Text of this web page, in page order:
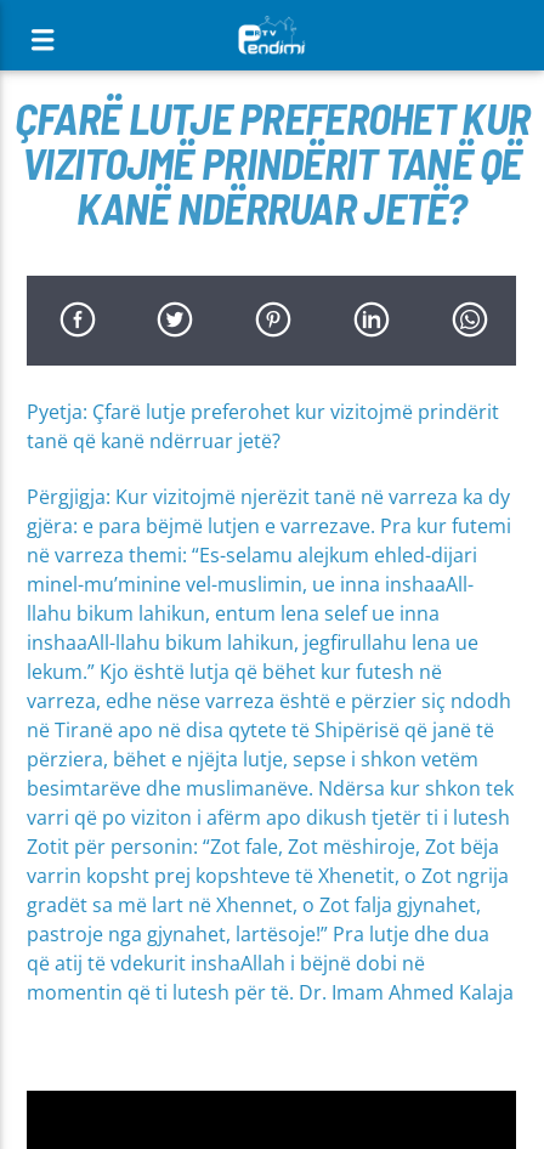
ÇFARË LUTJE PREFEROHET KUR
VIZITOJMË PRINDËRIT TANË QË
KANË NDËRRUAR JETË?
Pyetja: Çfarë lutje preferohet kur vizitojmë prindërit
tanë që kanë ndërruar jetë?
Përgjigja: Kur vizitojmë njerëzit tanë në varreza ka dy
gjëra: e para bëjmë lutjen e varrezave. Pra kur futemi
në varreza themi: “Es-selamu alejkum ehled-dijari
minel-mu’minine vel-muslimin, ue inna inshaaAll-
llahu bikum lahikun, entum lena selef ue inna
inshaaAll-llahu bikum lahikun, jegfirullahu lena ue
lekum.” Kjo është lutja që bëhet kur futesh në
varreza, edhe nëse varreza është e përzier siç ndodh
në Tiranë apo në disa qytete të Shipërisë që janë të
përziera, bëhet e njëjta lutje, sepse i shkon vetëm
besimtarëve dhe muslimanëve. Ndërsa kur shkon tek
varri që po viziton i afërm apo dikush tjetër ti i lutesh
Zotit për personin: “Zot fale, Zot mëshiroje, Zot bëja
varrin kopsht prej kopshteve të Xhenetit, o Zot ngrija
gradët sa më lart në Xhennet, o Zot falja gjynahet,
pastroje nga gjynahet, lartësoje!” Pra lutje dhe dua
që atij të vdekurit inshaAllah i bëjnë dobi në
momentin që ti lutesh për të. Dr. Imam Ahmed Kalaja